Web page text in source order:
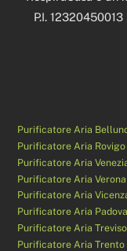
P.I.
Purificatore Aria
Purificatore Aria Rovigo
Purificatore Aria
Purificatore Aria Verona
Purificatore Aria
Purificatore Aria Padova
Purificatore Aria Treviso
Purificatore Aria Trento